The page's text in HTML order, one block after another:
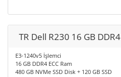
TR Dell R230 16 GB DDR4
E3-1240v5 İşlemci
16 GB DDR4 ECC Ram
480 GB NVMe SSD Disk + 120 GB SSD